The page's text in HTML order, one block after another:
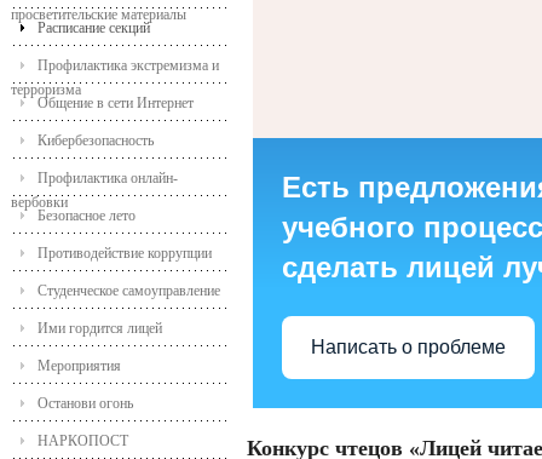
просветительские материалы
Расписание секций
Профилактика экстремизма и
терроризма
Общение в сети Интернет
Кибербезопасность
Профилактика онлайн-
вербовки
Безопасное лето
Противодействие коррупции
Студенческое самоуправление
Ими гордится лицей
Мероприятия
Останови огонь
НАРКОПОСТ
Есть
учебного
сделать лицей
Написать о проблеме
Конкурс чтецов «Лицей